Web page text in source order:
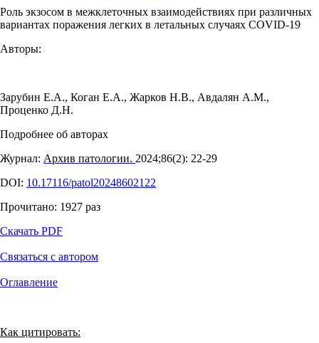
Роль экзосом в межклеточных взаимодействиях при различных
вариантах поражения легких в летальных случаях COVID-19
Авторы:
Зарубин Е.А., Коган Е.А., Жарков Н.В., Авдалян А.М.,
Проценко Д.Н.
Подробнее об авторах
Журнал: Архив патологии. 2024;86(2): 22‑29
DOI: 10.17116/patol20248602122
Прочитано: 1927 раз
Скачать PDF
Связаться с автором
Оглавление
Как цитировать: